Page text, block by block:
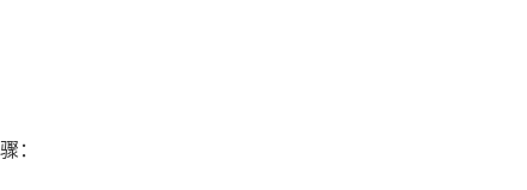
：